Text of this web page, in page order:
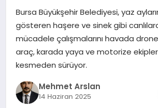
MAGAZIN
SAĞLIK
Bursa Büyükşehir Belediyesi, yaz
gösteren haşere ve sinek gibi
mücadele çalışmalarını havada
araç, karada yaya ve motorize
kesmeden sürüyor.
Mehmet Arslan
14 Haziran 2025